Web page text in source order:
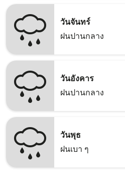
วันจันทร์
ฝนปานกลาง
วันอังคาร
ฝนปานกลาง
วันพุธ
ฝนเบา ๆ